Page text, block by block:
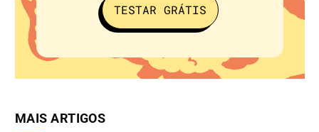
TESTAR GRÁTIS
MAIS ARTIGOS